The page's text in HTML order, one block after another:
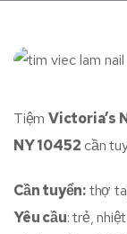
Tiệm Victoria’s
NY 10452 cần
Cần tuyển:thợ
Yêu cầu: trẻ,